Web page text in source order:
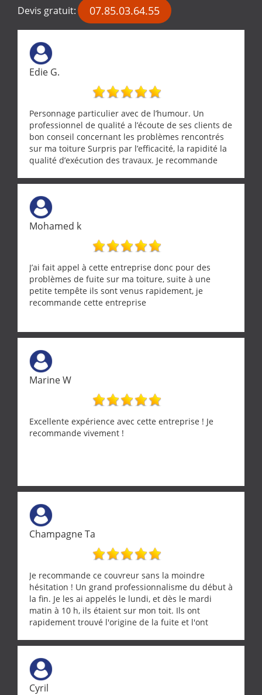
Devis gratuit: 07.85.03.64.55
Edie G.
Personnage particulier avec de l’humour. Un
professionnel de qualité a l’écoute de ses clients de
bon conseil concernant les problèmes rencontrés
sur ma toiture Surpris par l’efficacité, la rapidité la
qualité d’exécution des travaux. Je recommande
Mohamed k
J’ai fait appel à cette entreprise donc pour des
problèmes de fuite sur ma toiture, suite à une
petite tempête ils sont venus rapidement, je
recommande cette entreprise
Marine W
Excellente expérience avec cette entreprise ! Je
recommande vivement !
Champagne Ta
Je recommande ce couvreur sans la moindre
hésitation ! Un grand professionnalisme du début à
la fin. Je les ai appelés le lundi, et dès le mardi
matin à 10 h, ils étaient sur mon toit. Ils ont
rapidement trouvé l'origine de la fuite et l'ont
Une équipe sérieuse, réactive et compétente. C'est
vraiment rassurant de pouvoir compter sur des
artisans aussi professionnels. Merci encore !
Cyril